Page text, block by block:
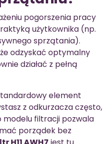
pogorszenia pracy
użytkownika (np.
sprzątania).
odzyskać optymalny
działać z pełną
element
z odkurzacza często,
modelu filtracji pozwala
porządek bez